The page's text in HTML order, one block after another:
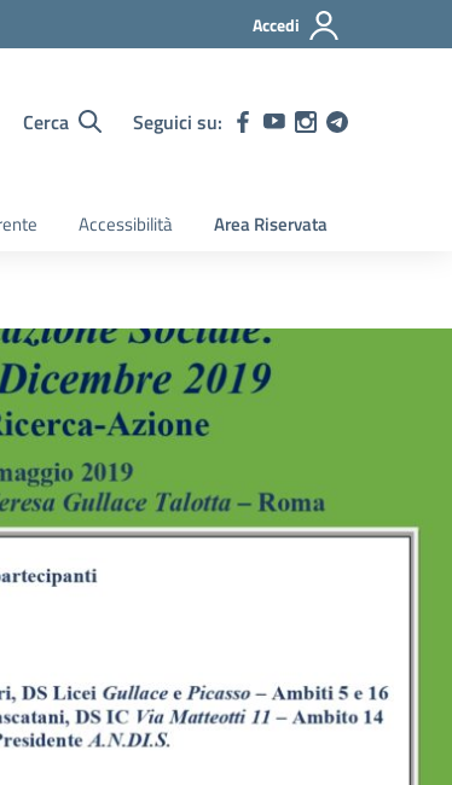
Accedi
Cerca Seguici su:
Accessibilità Area Riservata